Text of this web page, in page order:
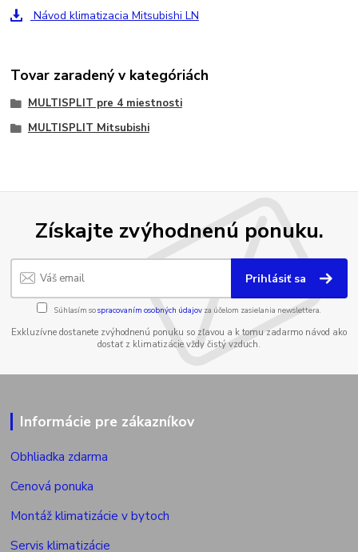
Návod klimatizacia Mitsubishi LN
Tovar zaradený v kategóriách
MULTISPLIT pre 4 miestnosti
MULTISPLIT Mitsubishi
Získajte zvýhodnenú ponuku.
Prihlásiť sa
Súhlasím sospracovaním osobných údajov za účelom zasielania newslettera.
Exkluzívne dostanete zvýhodnenú ponuku so zľavou a k tomu zadarmo návod ako
dostať z klimatizácie vždy čistý vzduch.
Informácie pre zákazníkov
Obhliadka zdarma
Cenová ponuka
Montáž klimatizácie v bytoch
Servis klimatizácie